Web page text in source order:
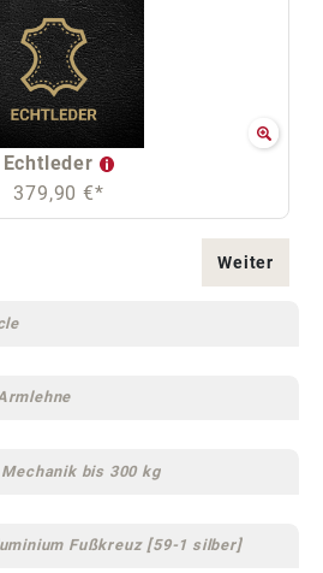
Echtleder
379,90 €*
Weiter
bis 300 kg
Fußkreuz [59-1 silber]